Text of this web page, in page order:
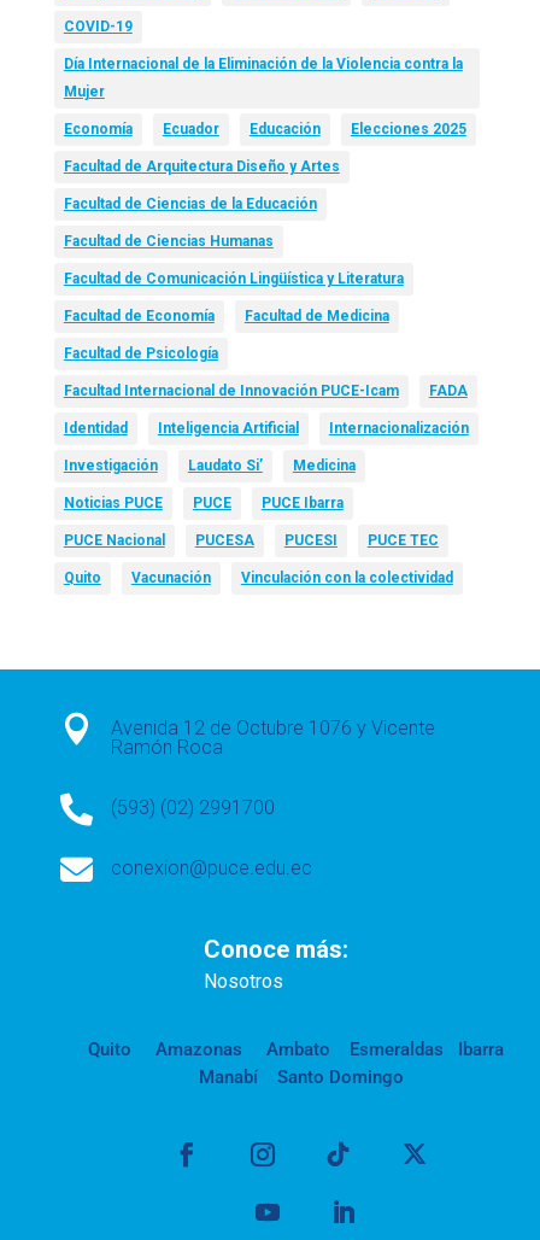
COVID-19
Día Internacional de la Eliminación de la Violencia contra la
Mujer
Economía Ecuador Educación Elecciones 2025
Facultad de Arquitectura Diseño y Artes
Facultad de Ciencias de la Educación
Facultad de Ciencias Humanas
Facultad de Comunicación Lingüística y Literatura
Facultad de Economía Facultad de Medicina
Facultad de Psicología
Facultad Internacional de Innovación PUCE-Icam FADA
Identidad Inteligencia Artificial Internacionalización
Investigación Laudato Si’ Medicina
Noticias PUCE PUCE PUCE Ibarra
PUCE Nacional PUCESA PUCESI PUCE TEC
Quito Vacunación Vinculación con la colectividad

Avenida 12 de Octubre 1076 y Vicente
Ramón Roca
 (593) (02) 2991700
 conexion@puce.edu.ec
Conoce más:
Nosotros
Quito Amazonas Ambato Esmeraldas
Ibarra
Manabí
Santo Domingo